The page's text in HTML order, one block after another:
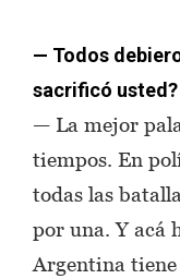
— Todos
sacrificó usted?
— La mejor
tiempos. En
todas las
por una. Y acá
Argentina